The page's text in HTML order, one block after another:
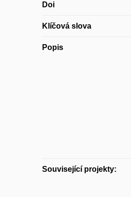
Doi
Klíčová slova
Popis
Související projekty: